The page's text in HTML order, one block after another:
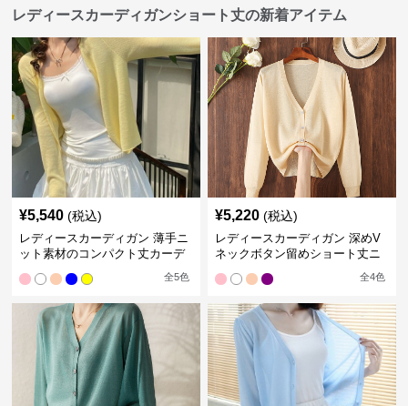
レディースカーディガンショート丈の新着アイテム
¥5,540 (税込)
レディースカーディガン 薄手ニ
ット素材のコンパクト丈カーデ
全5色
¥5,220 (税込)
レディースカーディガン 深めV
ネックボタン留めショート丈ニ
全4色